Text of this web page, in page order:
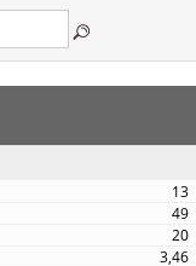
13
49
20
3,46